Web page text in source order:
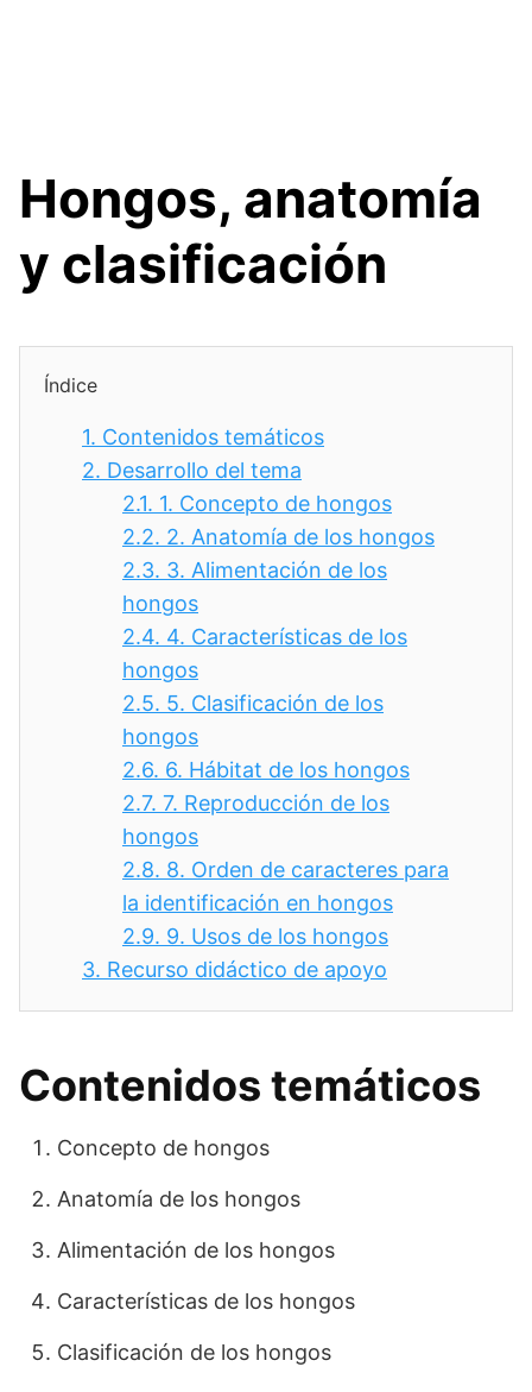
Hongos, anatomía
y clasificación
Índice
1. Contenidos temáticos
2. Desarrollo del tema
2.1. 1. Concepto de hongos
2.2. 2. Anatomía de los hongos
2.3. 3. Alimentación de los
hongos
2.4. 4. Características de los
hongos
2.5. 5. Clasificación de los
hongos
2.6. 6. Hábitat de los hongos
2.7. 7. Reproducción de los
hongos
2.8. 8. Orden de caracteres para
la identificación en hongos
2.9. 9. Usos de los hongos
3. Recurso didáctico de apoyo
Contenidos temáticos
Concepto de hongos
Anatomía de los hongos
Alimentación de los hongos
Características de los hongos
Clasificación de los hongos